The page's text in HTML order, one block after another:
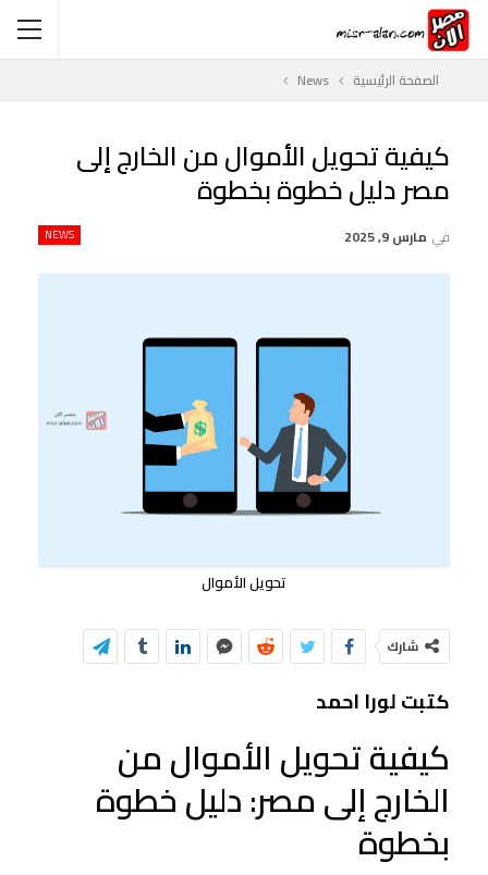
الصفحة الرئيسية News
كيفية تحويل الأموال من الخارج إلى
مصر دليل خطوة بخطوة
NEWS في مارس 9, 2025
تحويل الأموال
شارك
كتبت لورا احمد
كيفية تحويل الأموال من
الخارج إلى مصر: دليل خطوة
بخطوة